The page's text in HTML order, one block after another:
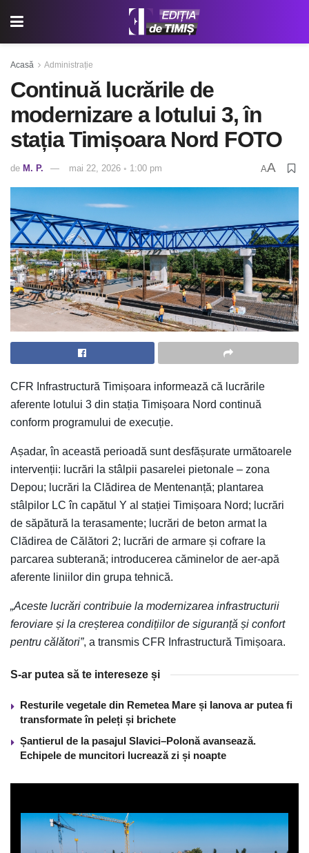
Acasă Administrație
Continuă lucrările de
modernizare a lotului 3, în
stația Timișoara Nord FOTO
de M. P. mai 22, 2026 ◦ 1:00 pm AA
CFR Infrastructură Timișoara informează că lucrările
aferente lotului 3 din stația Timișoara Nord continuă
conform programului de execuție.
Așadar, în această perioadă sunt desfășurate următoarele
intervenții: lucrări la stâlpii pasarelei pietonale – zona
Depou; lucrări la Clădirea de Mentenanță; plantarea
stâlpilor LC în capătul Y al stației Timișoara Nord; lucrări
de săpătură la terasamente; lucrări de beton armat la
Clădirea de Călători 2; lucrări de armare și cofrare la
parcarea subterană; introducerea căminelor de aer-apă
aferente liniilor din grupa tehnică.
„Aceste lucrări contribuie la modernizarea infrastructurii
feroviare și la creșterea condițiilor de siguranță și confort
pentru călători”, a transmis CFR Infrastructură Timișoara.
S-ar putea să te intereseze și
Resturile vegetale din Remetea Mare și Ianova ar putea fi
transformate în peleți și brichete
Șantierul de la pasajul Slavici–Polonă avansează.
Echipele de muncitori lucrează zi și noapte